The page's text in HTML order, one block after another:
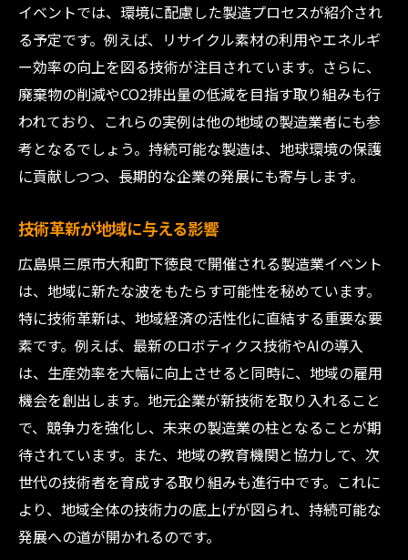
イベントでは、環境に配慮した製造プロセスが紹介され
る予定です。例えば、リサイクル素材の利用やエネルギ
ー効率の向上を図る技術が注目されています。さらに、
廃棄物の削減やCO2排出量の低減を目指す取り組みも行
われており、これらの実例は他の地域の製造業者にも参
考となるでしょう。持続可能な製造は、地球環境の保護
に貢献しつつ、長期的な企業の発展にも寄与します。
技術革新が地域に与える影響
広島県三原市大和町下徳良で開催される製造業イベント
は、地域に新たな波をもたらす可能性を秘めています。
特に技術革新は、地域経済の活性化に直結する重要な要
素です。例えば、最新のロボティクス技術やAIの導入
は、生産効率を大幅に向上させると同時に、地域の雇用
機会を創出します。地元企業が新技術を取り入れること
で、競争力を強化し、未来の製造業の柱となることが期
待されています。また、地域の教育機関と協力して、次
世代の技術者を育成する取り組みも進行中です。これに
より、地域全体の技術力の底上げが図られ、持続可能な
発展への道が開かれるのです。